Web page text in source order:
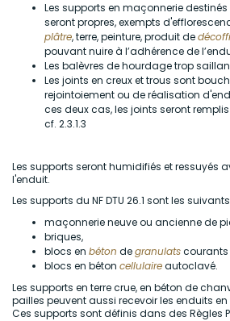
Les supports en maçonnerie
seront propres, exempts
plâtre, terre, peinture, produit de
pouvant nuire à l’adhérence de
Les balèvres de hourdage trop
Les joints en creux et trous sont
rejointoiement ou de réalisation
ces deux cas, les joints seront
cf. 2.3.1.3
Les supports seront humidifiés et ressuyés
l'enduit.
Les supports du NF DTU 26.1 sont les
maçonnerie neuve ou ancienne de
briques,
blocs en béton degranulatscourants
blocs en béton cellulaireautoclavé.
Les supports en terre crue, en béton de
pailles peuvent aussi recevoir les enduits
Ces supports sont définis dans des Règles